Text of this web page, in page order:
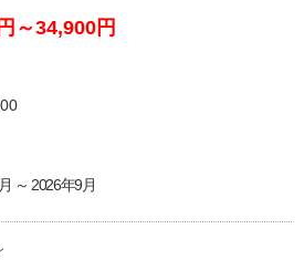
～34,900円
～ 2026年9月